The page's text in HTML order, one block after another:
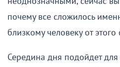
почему все сложилось
близкому человеку от этого
Середина дня подойдет для